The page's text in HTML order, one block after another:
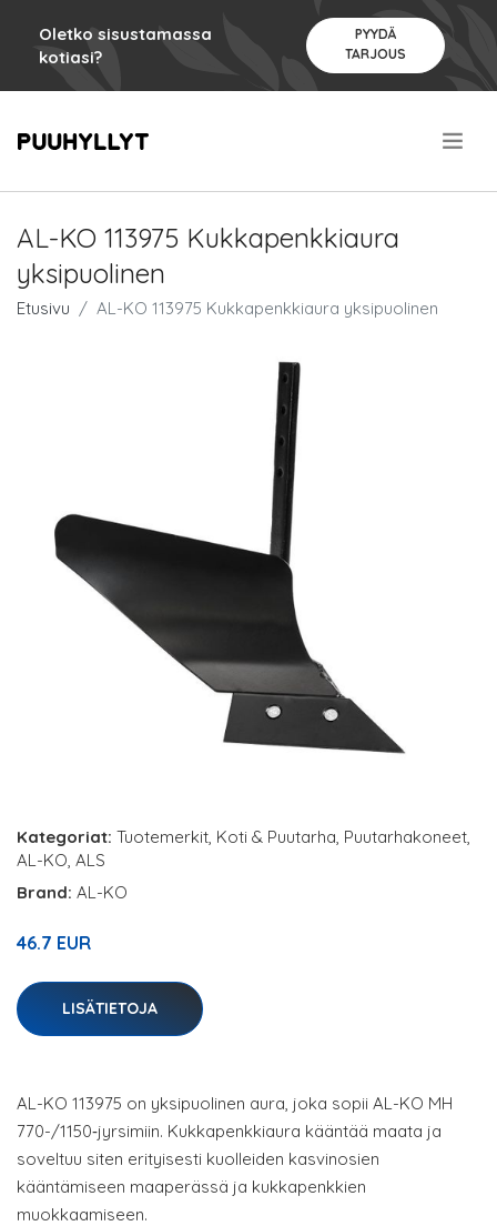
Oletko sisustamassa
kotiasi?
PYYDÄ
TARJOUS
AL-KO 113975 Kukkapenkkiaura
yksipuolinen
Etusivu AL-KO 113975 Kukkapenkkiaura yksipuolinen
Kategoriat: Tuotemerkit, Koti & Puutarha, Puutarhakoneet,
AL-KO, ALS
Brand: AL-KO
46.7 EUR
LISÄTIETOJA
AL-KO 113975 on yksipuolinen aura, joka sopii AL-KO MH
770-/1150‑jyrsimiin. Kukkapenkkiaura kääntää maata ja
soveltuu siten erityisesti kuolleiden kasvinosien
kääntämiseen maaperässä ja kukkapenkkien
muokkaamiseen.